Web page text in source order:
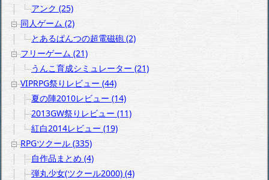
アンク (25)
同人ゲーム (2)
とあるぱんつの超電磁砲 (2)
フリーゲーム (21)
うんこ育成シミュレーター (21)
VIPRPG祭りレビュー (44)
夏の陣2010レビュー (14)
2013GW祭りレビュー (11)
紅白2014レビュー (19)
RPGツクール (335)
自作品まとめ (4)
弾丸少女(ツクール2000) (4)